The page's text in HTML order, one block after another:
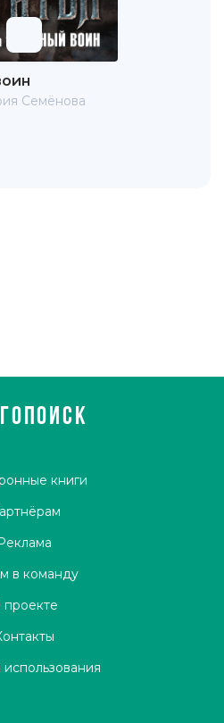
Семёнова
книги
в команду
проекте
использования